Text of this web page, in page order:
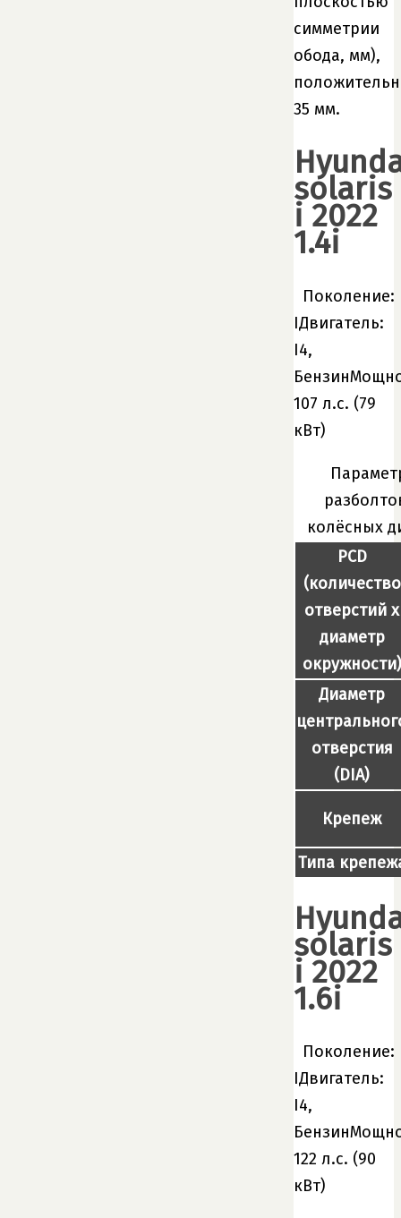
симметрии
обода, мм),
35 мм.
solaris
i 2022
1.4i
Поколение:
IДвигатель:
I4,
107 л.с. (79
кВт)
колёсных
PCD
(количество
отверстий x
диаметр
окружности)
Диаметр
отверстия
(DIA)
Крепеж
Типа
solaris
i 2022
1.6i
Поколение:
IДвигатель:
I4,
122 л.с. (90
кВт)